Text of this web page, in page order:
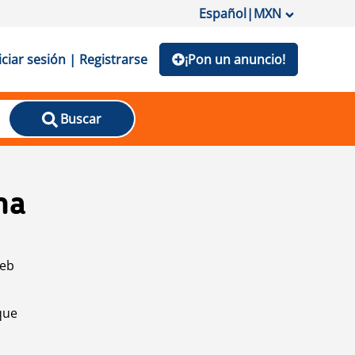
Español|MXN
sesión | Registrarse ¡Pon un anuncio!
Buscar